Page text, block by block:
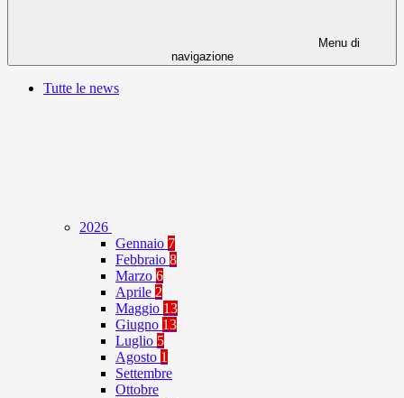
Menu di
navigazione
Tutte le news
2026
Gennaio 7
Febbraio 8
Marzo 6
Aprile 2
Maggio 13
Giugno 13
Luglio 5
Agosto 1
Settembre
Ottobre